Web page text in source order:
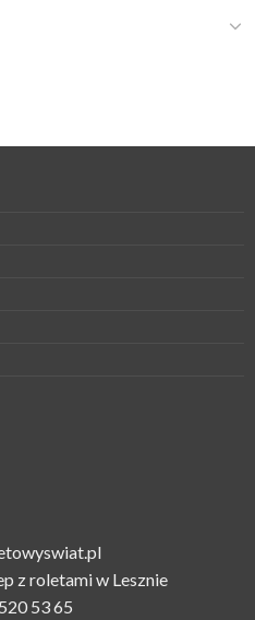
z roletami w Lesznie
53 65